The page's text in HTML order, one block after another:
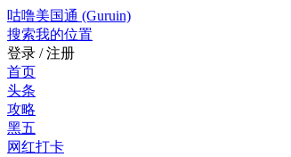
咕噜美国通 (Guruin)
搜索我的位置
登录 / 注册
首页
头条
攻略
黑五
网红打卡